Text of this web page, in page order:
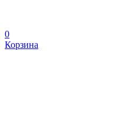
0
Корзина